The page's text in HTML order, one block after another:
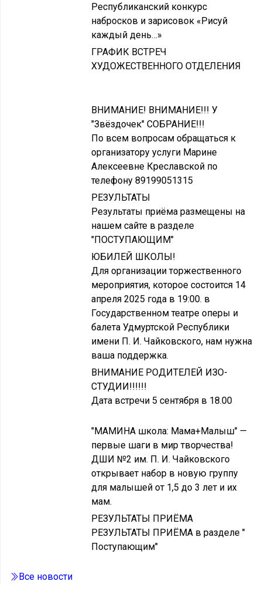
Республиканский конкурс
набросков и зарисовок «Рисуй
каждый день…»
ГРАФИК ВСТРЕЧ
ХУДОЖЕСТВЕННОГО ОТДЕЛЕНИЯ
ВНИМАНИЕ! ВНИМАНИЕ!!! У
"Звёздочек" СОБРАНИЕ!!!
По всем вопросам обращаться к
организатору услуги Марине
Алексеевне Креславской по
телефону 89199051315
РЕЗУЛЬТАТЫ
Результаты приёма размещены на
нашем сайте в разделе
"ПОСТУПАЮЩИМ"
ЮБИЛЕЙ ШКОЛЫ!
Для организации торжественного
мероприятия, которое состоится 14
апреля 2025 года в 19:00. в
Государственном театре оперы и
балета Удмуртской Республики
имени П. И. Чайковского, нам нужна
ваша поддержка.
ВНИМАНИЕ РОДИТЕЛЕЙ ИЗО-
СТУДИИ!!!!!!
Дата встречи 5 сентября в 18.00
"МАМИНА школа: Мама+Малыш" —
первые шаги в мир творчества!
ДШИ №2 им. П. И. Чайковского
открывает набор в новую группу
для малышей от 1,5 до 3 лет и их
мам.
РЕЗУЛЬТАТЫ ПРИЁМА
РЕЗУЛЬТАТЫ ПРИЁМА в разделе "
Поступающим"
Все новости